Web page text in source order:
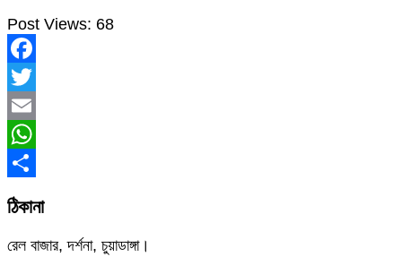
Post Views: 68
Facebook
Twitter
Email
WhatsApp
Share
ঠিকানা
রেল বাজার, দর্শনা, চুয়াডাঙ্গা।